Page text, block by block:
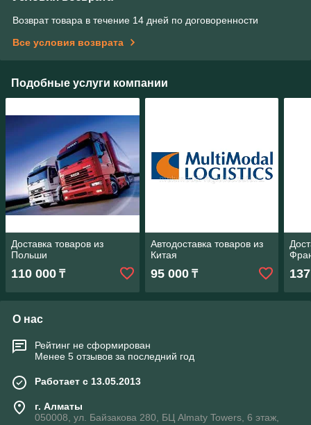
Возврат товара в течение 14 дней по договоренности
Все условия возврата
Подобные услуги компании
Доставка товаров из
Польши
110 000 ₸
Автодоставка товаров из
Китая
95 000₸
О нас
Рейтинг не сформирован
Менее 5 отзывов за последний год
Работает с 13.05.2013
г. Алматы
050008, ул. Байзакова 280, БЦ Almaty Towers, 6 этаж,